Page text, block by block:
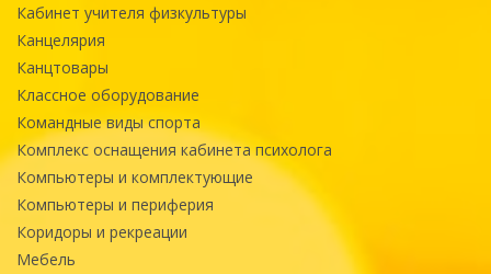
Кабинет учителя физкультуры
Канцелярия
Канцтовары
Классное оборудование
Командные виды спорта
Комплекс оснащения кабинета психолога
Компьютеры и комплектующие
Компьютеры и периферия
Коридоры и рекреации
Мебель